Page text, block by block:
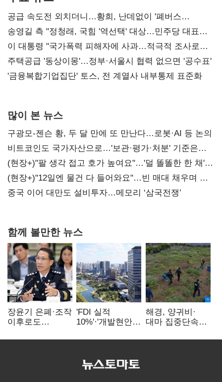
공급 속도전 외치더니…황희, 난데없이 '폐버스
리모델링' 제안
송영길 측 "정청래, 국힘 '역선택' 대상…민주당 대표로
총선 지휘 못해"
이 대통령 "국가폭력 피해자에 사과…적극적 조사로
진실 밝혀야"
주택공급 '동상이몽'…정부·서울시 협력 없으면 '공수표'
'금융복합기업집단' 토스, 전 계열사 내부통제 표준화
많이 본 뉴스
구광모-젠슨 황, 두 달 만에 또 만난다…로봇·AI 등 논의
비트코인도 국가자산으로…'보관·평가·처분' 기준은
숙제
(현장+)"팔 생각 접고 호가 높여요"…'덜 똘똘한 한 채'
20억 키맞추기
(현장+)"12일엔 물건 다 들어와요"…빈 매대 채우며 문
연 홈플러스
중국 이어 대만도 설비투자…메모리 ‘삼국전쟁’
함께 볼만한 뉴스
장윤기 은폐·조작
이후로도
내부비위…경찰
'FDI 실적
10%'·'개발현안
인천경제청장
해경, 양귀비·
대마 집중단속…
249명 검거